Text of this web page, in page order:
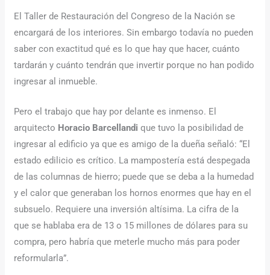
El Taller de Restauración del Congreso de la Nación se
encargará de los interiores. Sin embargo todavía no pueden
saber con exactitud qué es lo que hay que hacer, cuánto
tardarán y cuánto tendrán que invertir porque no han podido
ingresar al inmueble.
Pero el trabajo que hay por delante es inmenso. El
arquitecto Horacio Barcellandi que tuvo la posibilidad de
ingresar al edificio ya que es amigo de la dueña señaló: “El
estado edilicio es crítico. La mampostería está despegada
de las columnas de hierro; puede que se deba a la humedad
y el calor que generaban los hornos enormes que hay en el
subsuelo. Requiere una inversión altísima. La cifra de la
que se hablaba era de 13 o 15 millones de dólares para su
compra, pero habría que meterle mucho más para poder
reformularla”.